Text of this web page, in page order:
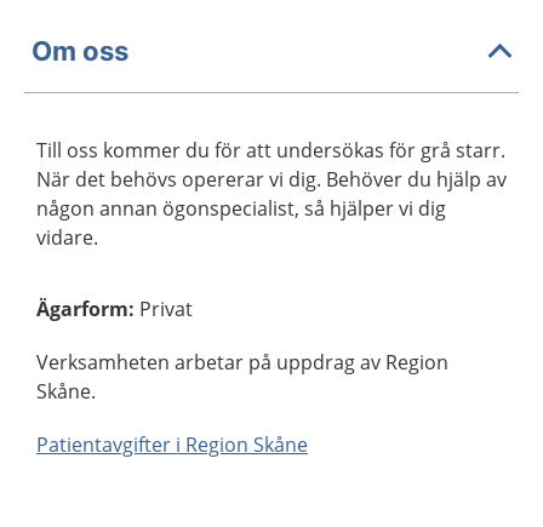
Om oss
Till oss kommer du för att undersökas för grå starr.
När det behövs opererar vi dig. Behöver du hjälp av
någon annan ögonspecialist, så hjälper vi dig
vidare.
Ägarform: Privat
Verksamheten arbetar på uppdrag av Region
Skåne.
Patientavgifter i Region Skåne